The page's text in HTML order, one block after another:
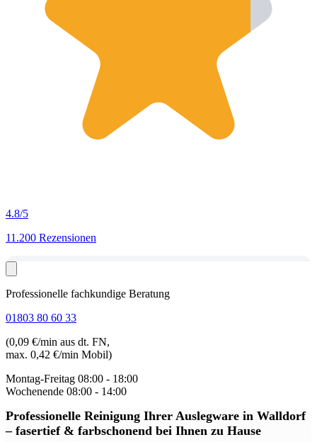
4.8/5
11.200 Rezensionen
Professionelle fachkundige Beratung
01803 80 60 33
(0,09 €/min aus dt. FN,
max. 0,42 €/min Mobil)
Montag-Freitag 08:00 - 18:00
Wochenende 08:00 - 14:00
Professionelle Reinigung Ihrer Auslegware in Walldorf
– fasertief & farbschonend bei Ihnen zu Hause